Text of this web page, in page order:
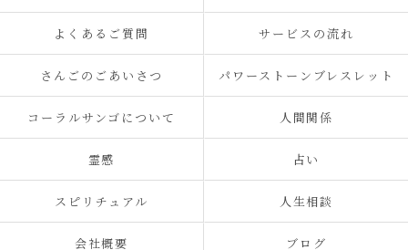
よくあるご質問 サービスの流れ
さんごのごあいさつ パワーストーンブレスレット
コーラルサンゴについて 人間関係
霊感 占い
スピリチュアル 人生相談
会社概要 ブログ